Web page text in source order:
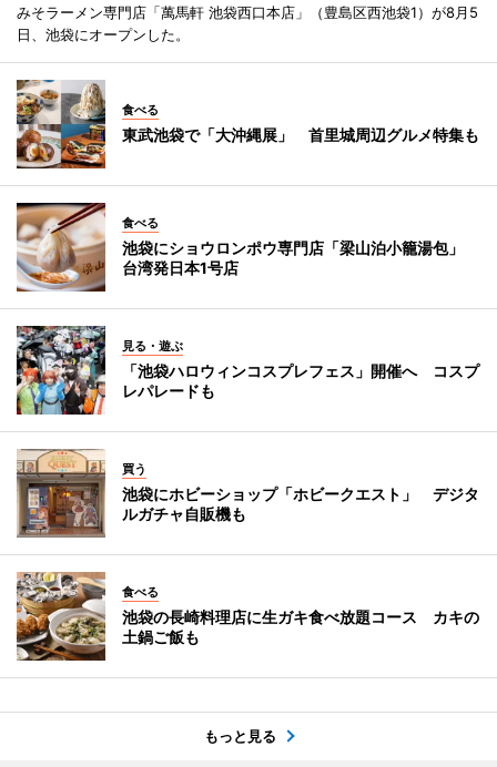
みそラーメン専門店「萬馬軒 池袋西口本店」（豊島区西池袋1）が8月5
日、池袋にオープンした。
食べる
東武池袋で「大沖縄展」 首里城周辺グルメ特集も
食べる
池袋にショウロンポウ専門店「梁山泊小籠湯包」
台湾発日本1号店
見る・遊ぶ
「池袋ハロウィンコスプレフェス」開催へ コスプ
レパレードも
買う
池袋にホビーショップ「ホビークエスト」 デジタ
ルガチャ自販機も
食べる
池袋の長崎料理店に生ガキ食べ放題コース カキの
土鍋ご飯も
もっと見る